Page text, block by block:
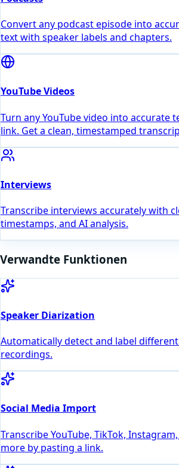
Convert any podcast episode into
text with speaker labels and chapters.
YouTube Videos
Turn any YouTube video into accurate
link. Get a clean, timestamped
Interviews
Transcribe interviews accurately with
timestamps, and AI analysis.
Verwandte Funktionen
Speaker Diarization
Automatically detect and label
recordings.
Social Media Import
Transcribe YouTube, TikTok,
more by pasting a link.